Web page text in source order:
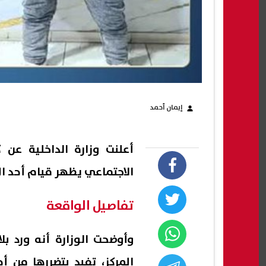
إيمان أحمد
أعلنت وزارة الداخلية
الاجتماعي يظهر قيام أحد
تفاصيل الواقعة
وأوضحت الوزارة أنه ورد
المركز، تفيد بتضررها